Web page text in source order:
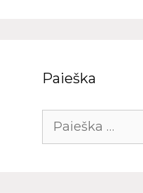
Paieška